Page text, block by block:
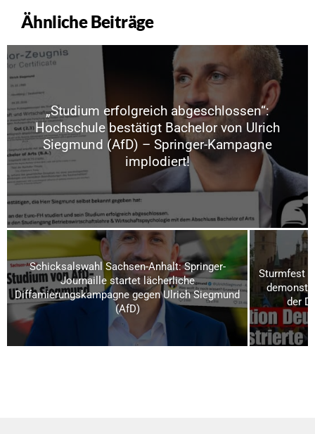
Ähnliche Beiträge
„Studium erfolgreich abgeschlossen“:
Hochschule bestätigt Bachelor von Ulrich
Siegmund (AfD) – Springer-Kampagne
implodiert!
Schicksalswahl Sachsen-Anhalt: Springer-
Journaille startet lächerliche
Diffamierungskampagne gegen Ulrich Siegmund
(AfD)
Sturmfest
der